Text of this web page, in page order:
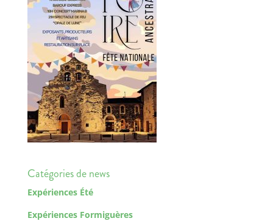
Catégories de news
Expériences Été
Expériences Formiguères